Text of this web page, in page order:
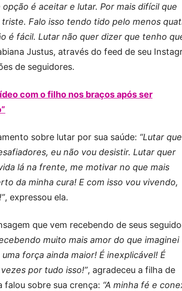
é aceitar e lutar. Por mais difícil que
Falo isso tendo tido pelo menos
é fácil. Lutar não quer dizer que tenho
Justus, através do feed de seu
de seguidores.
com o filho nos braços após ser
sobre lutar por sua saúde: “Lutar
eu não vou desistir. Lutar quer
lá na frente, me motivar no que mais
da minha cura! E com isso vou vivendo,
, expressou ela.
que vem recebendo de seus
muito mais amor do que imaginei
força ainda maior! É inexplicável! É
por tudo isso!”, agradeceu a filha de
falou sobre sua crença: “A minha fé e